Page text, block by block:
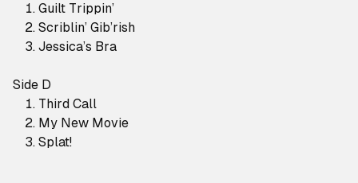
Guilt Trippin’
Scriblin’ Gib’rish
Jessica’s Bra
Side D
Third Call
My New Movie
Splat!